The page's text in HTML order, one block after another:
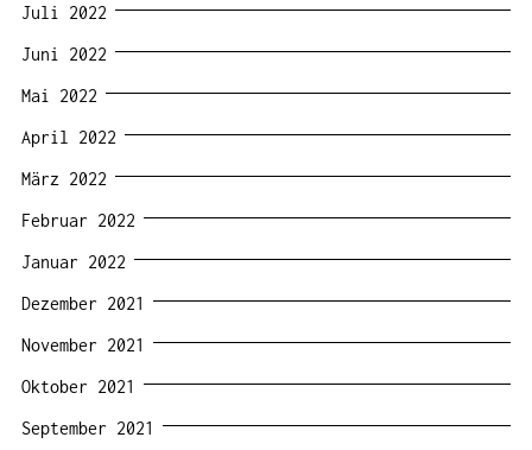
Juli 2022
Juni 2022
Mai 2022
April 2022
März 2022
Februar 2022
Januar 2022
Dezember 2021
November 2021
Oktober 2021
September 2021